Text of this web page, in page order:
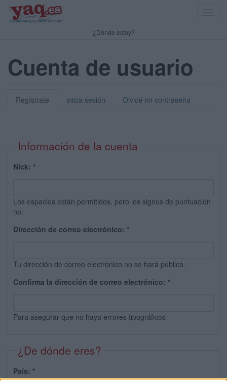
¿Dónde estoy?
Cuenta de usuario
Regístrate inicia sesión Olvidé mi contraseña
Información de la cuenta
Nick: *
Los espacios están permitidos, pero los signos de puntuación
no.
Dirección de correo electrónico: *
Tu dirección de correo electrónico no se hará pública.
Confirma la dirección de correo electrónico: *
Para asegurar que no haya errores tipográficos
¿De dónde eres?
País: *